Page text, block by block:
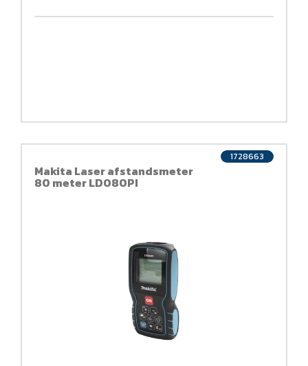
Makita Laser afstandsmeter
80 meter LD080PI
1728663